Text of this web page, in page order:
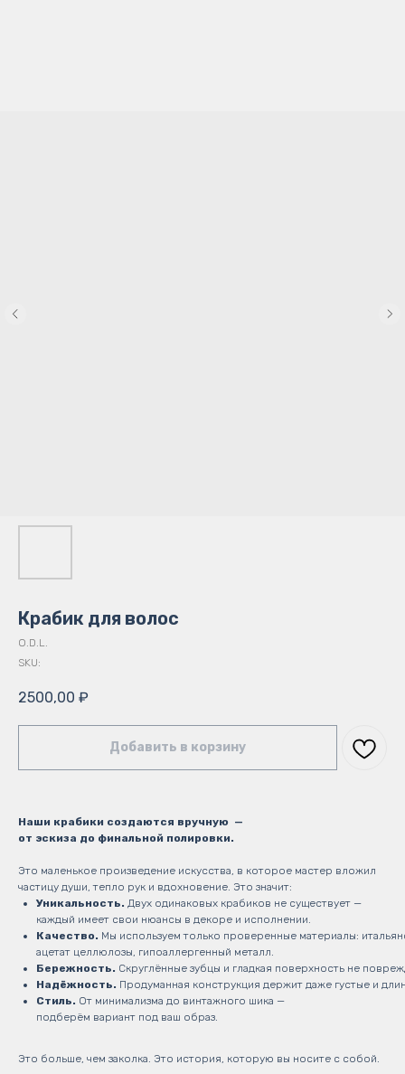
Крабик для волос
O.D.L.
SKU:
2500,00 ₽
Добавить в корзину
Наши крабики создаются вручную —
от эскиза до финальной полировки.
Это маленькое произведение искусства, в которое мастер вложил
частицу души, тепло рук и вдохновение. Это значит:
Уникальность. Двух одинаковых крабиков не существует —
каждый имеет свои нюансы в декоре и исполнении.
Качество. Мы используем только проверенные материалы:
ацетат целлюлозы, гипоаллергенный металл.
Бережность. Скруглённые зубцы и гладкая поверхность не
Надёжность. Продуманная конструкция держит даже густые и
Стиль. От минимализма до винтажного шика —
подберём вариант под ваш образ.
Это больше, чем заколка. Это история, которую вы носите с собой.